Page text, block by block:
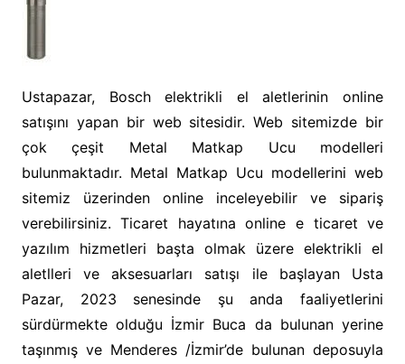
Ustapazar, Bosch elektrikli el aletlerinin online
satışını yapan bir web sitesidir. Web sitemizde bir
çok çeşit Metal Matkap Ucu modelleri
bulunmaktadır. Metal Matkap Ucu modellerini web
sitemiz üzerinden online inceleyebilir ve sipariş
verebilirsiniz. Ticaret hayatına online e ticaret ve
yazılım hizmetleri başta olmak üzere elektrikli el
aletlleri ve aksesuarları satışı ile başlayan Usta
Pazar, 2023 senesinde şu anda faaliyetlerini
sürdürmekte olduğu İzmir Buca da bulunan yerine
taşınmış ve Menderes /İzmir’de bulunan deposuyla